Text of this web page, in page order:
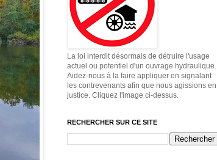
La loi interdit désormais de détruire l'usage
actuel ou potentiel d'un ouvrage hydraulique.
Aidez-nous à la faire appliquer en signalant
les contrevenants afin que nous agissions en
justice. Cliquez l'image ci-dessus.
RECHERCHER SUR CE SITE